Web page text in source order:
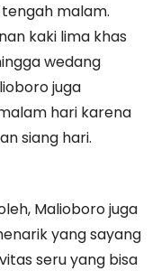
malam.
kaki lima khas
wedang
juga
hari karena
siang hari.
Malioboro juga
yang sayang
seru yang bisa